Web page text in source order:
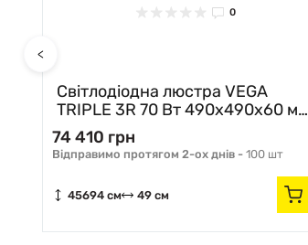
<
0
Світлодіодна люстра VEGA
TRIPLE 3R 70 Вт 490х490х60 мм
Чорно-Біла Керується
вимикачем (без пульта) 10402
ESLLSE
74 410 грн
Відправимо протягом 2-ох днів - 100 шт
45694 см 49 см